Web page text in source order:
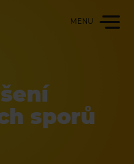
MENU
sporů